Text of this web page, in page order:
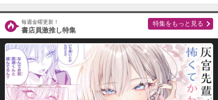
毎週金曜更新！
書店員激推し特集
特集をもっと見る